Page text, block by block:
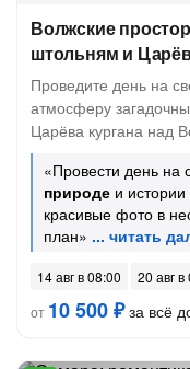
Волжские
штольням и
Проведите день на
атмосферу
Царёва кургана над
«Провести день на
природе и
красивые фото в
план»
14 авг в 08:00
20 авг в
от 10 500 ₽за всё